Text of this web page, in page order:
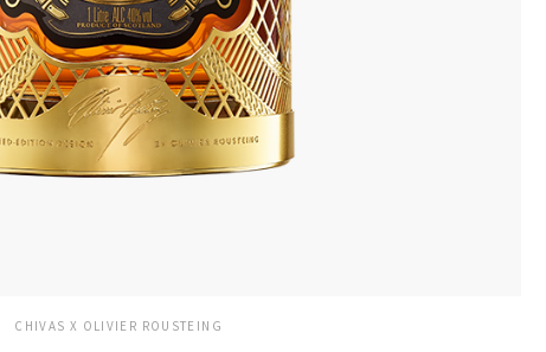
CHIVAS X OLIVIER ROUSTEING